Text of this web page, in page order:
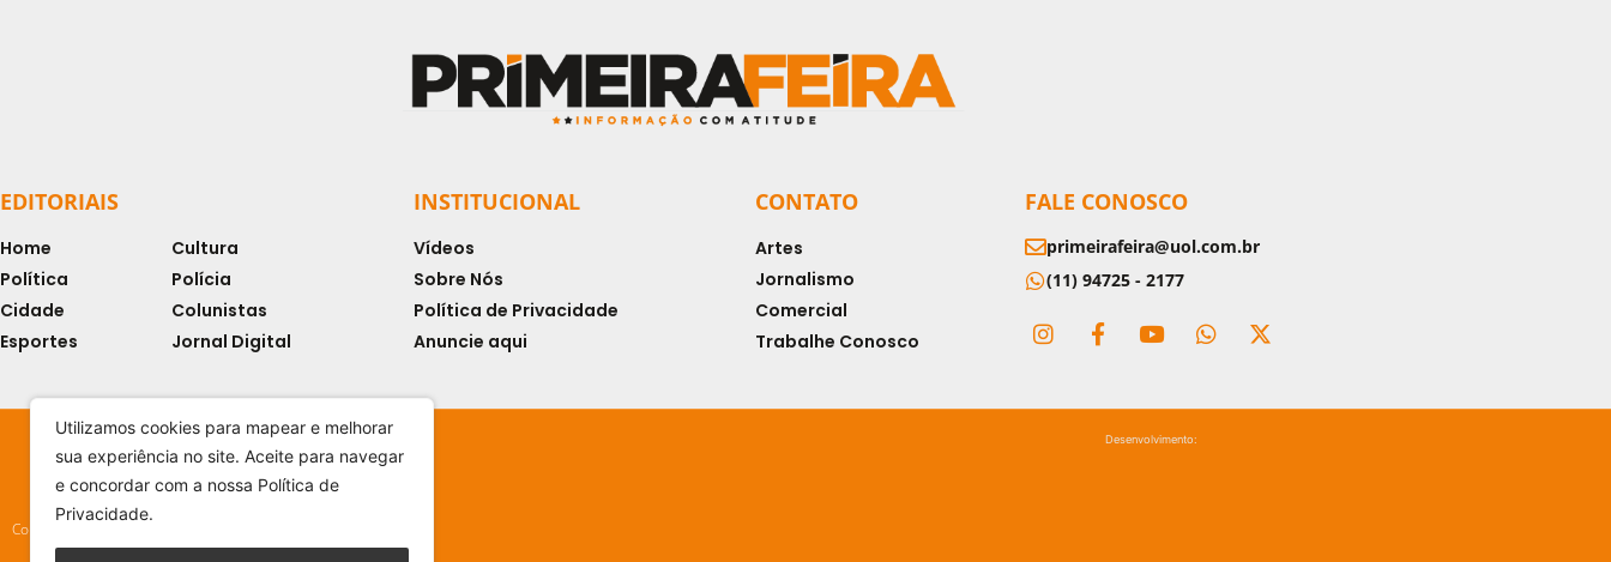
Utilizamos cookies para mapear e melhorar
sua experiência no site. Aceite para navegar
e concordar com a nossa Política de
Privacidade.
EDITORIAIS
Home
Política
Cidade
Esportes
Cultura
Polícia
Colunistas
Jornal Digital
INSTITUCIONAL
Vídeos
Sobre Nós
Política de Privacidade
Anuncie aqui
CONTATO
Artes
Jornalismo
Comercial
Trabalhe Conosco
FALE CONOSCO
primeirafeira@uol.com.br
(11) 94725 - 2177
Copyright © 2024 - Todos os direitos reservados
Desenvolvimento: